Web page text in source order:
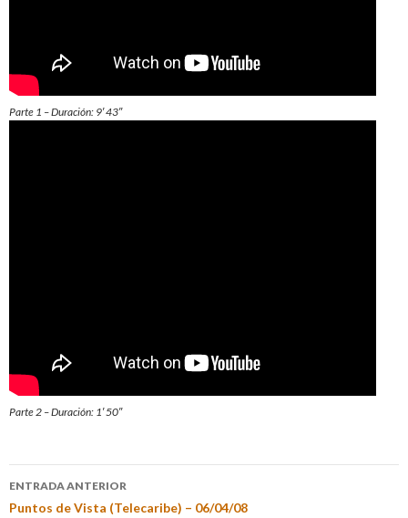
Parte 1 – Duración: 9′ 43″
Parte 2 – Duración: 1′ 50″
ENTRADA ANTERIOR
Puntos de Vista (Telecaribe) – 06/04/08